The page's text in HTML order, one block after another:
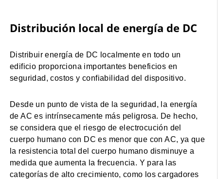
Distribución local de energía de DC
Distribuir energía de DC localmente en todo un
edificio proporciona importantes beneficios en
seguridad, costos y confiabilidad del dispositivo.
Desde un punto de vista de la seguridad, la energía
de AC es intrínsecamente más peligrosa. De hecho,
se considera que el riesgo de electrocución del
cuerpo humano con DC es menor que con AC, ya que
la resistencia total del cuerpo humano disminuye a
medida que aumenta la frecuencia. Y para las
categorías de alto crecimiento, como los cargadores